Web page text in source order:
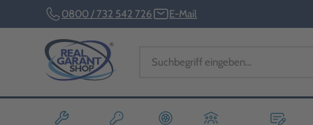
0800 / 732 542 726 E-Mail